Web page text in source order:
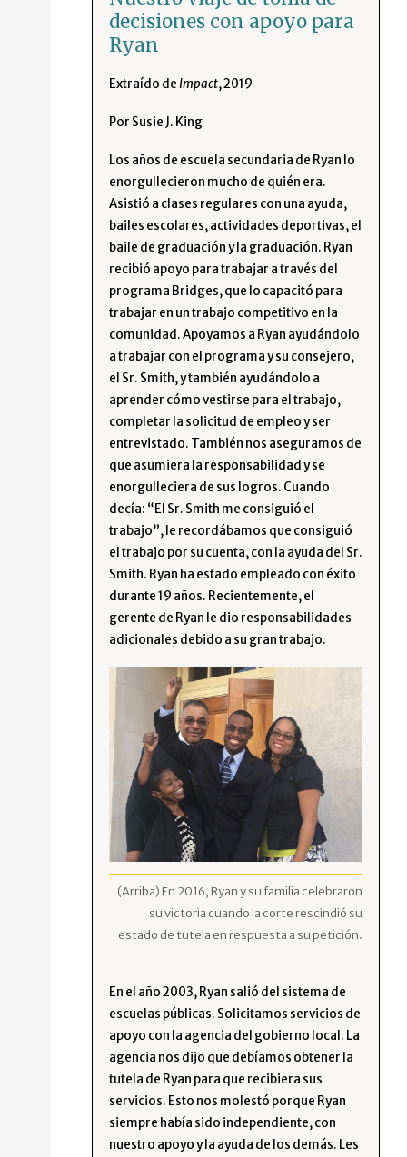
decisiones con apoyo para
Ryan
Extraído deImpact, 2019
Por Susie J. King
Los años de escuela secundaria de Ryan lo
enorgullecieron mucho de quién era.
Asistió a clases regulares con una ayuda,
bailes escolares, actividades deportivas, el
baile de graduación y la graduación. Ryan
recibió apoyo para trabajar a través del
programa Bridges, que lo capacitó para
trabajar en un trabajo competitivo en la
comunidad. Apoyamos a Ryan ayudándolo
a trabajar con el programa y su consejero,
el Sr. Smith, y también ayudándolo a
aprender cómo vestirse para el trabajo,
completar la solicitud de empleo y ser
entrevistado. También nos aseguramos de
que asumiera la responsabilidad y se
enorgulleciera de sus logros. Cuando
decía: “El Sr. Smith me consiguió el
trabajo”, le recordábamos que consiguió
el trabajo por su cuenta, con la ayuda del Sr.
Smith. Ryan ha estado empleado con éxito
durante 19 años. Recientemente, el
gerente de Ryan le dio responsabilidades
adicionales debido a su gran trabajo.
(Arriba) En 2016, Ryan y su familia celebraron
su victoria cuando la corte rescindió su
estado de tutela en respuesta a su petición.
En el año 2003, Ryan salió del sistema de
escuelas públicas. Solicitamos servicios de
apoyo con la agencia del gobierno local. La
agencia nos dijo que debíamos obtener la
tutela de Ryan para que recibiera sus
servicios. Esto nos molestó porque Ryan
siempre había sido independiente, con
nuestro apoyo y la ayuda de los demás. Les